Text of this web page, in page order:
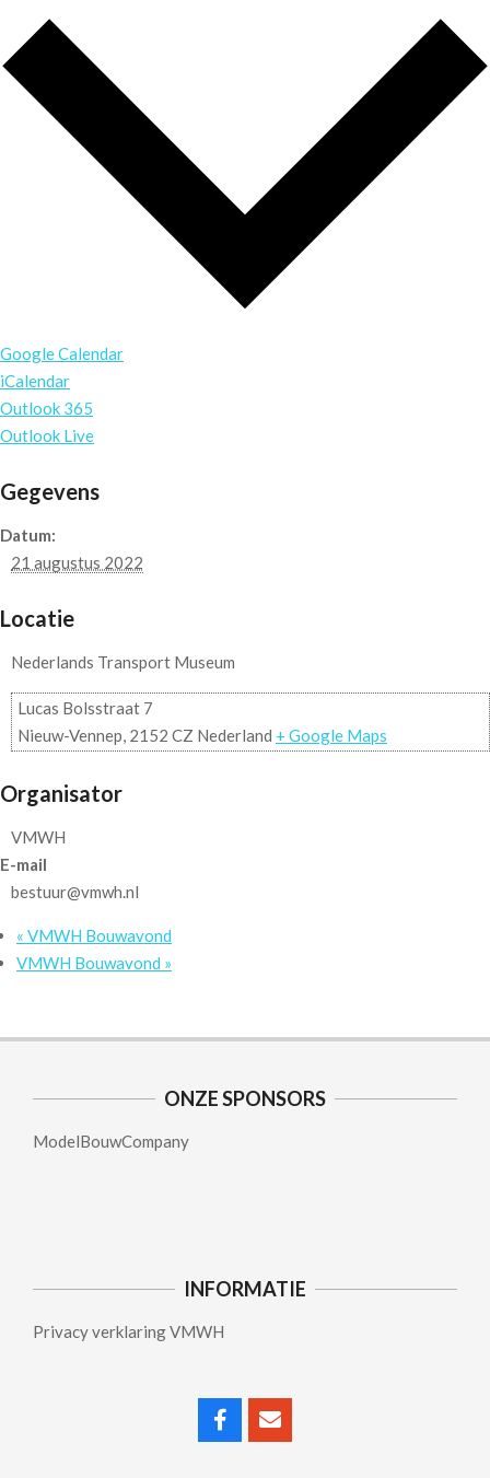
Google Calendar
iCalendar
Outlook 365
Outlook Live
Gegevens
Datum:
21 augustus 2022
Locatie
Nederlands Transport Museum
Lucas Bolsstraat 7
Nieuw-Vennep, 2152 CZ Nederland + Google Maps
Organisator
VMWH
E-mail
bestuur@vmwh.nl
« VMWH Bouwavond
VMWH Bouwavond »
ONZE SPONSORS
ModelBouwCompany
INFORMATIE
Privacy verklaring VMWH